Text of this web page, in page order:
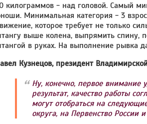
килограммов - над головой. Самый
Минимальная категория - 3
которое требует не только
выше колена, выпрямить спину,
в руках. На выполнение рывка
Кузнецов, президент
Ну, конечно, первое внимание
результат, качество работы
могут отобраться на
округа, на Первенство России